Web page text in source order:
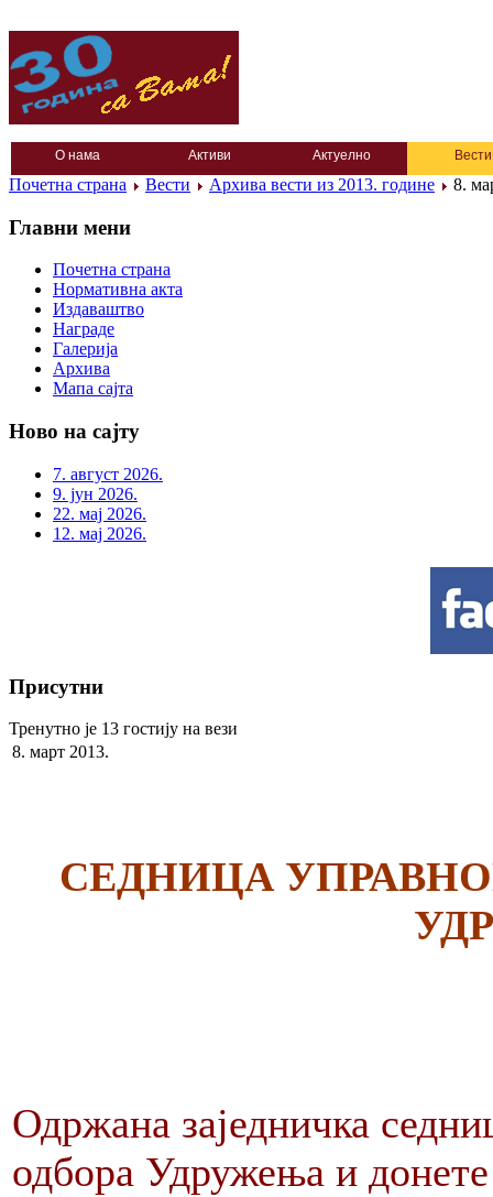
О нама Активи Актуелно Вести
Почетна страна Вести Архива вести из 2013. године 8.
Главни мени
Почетна страна
Нормативна акта
Издаваштво
Награде
Галерија
Архива
Мапа сајта
Ново на сајту
7. август 2026.
9. јун 2026.
22. мај 2026.
12. мај 2026.
Присутни
Тренутно је 13 гостију на вези
8. март 2013.
СЕДНИЦА
Одржана заједничка
одбора Удружења и